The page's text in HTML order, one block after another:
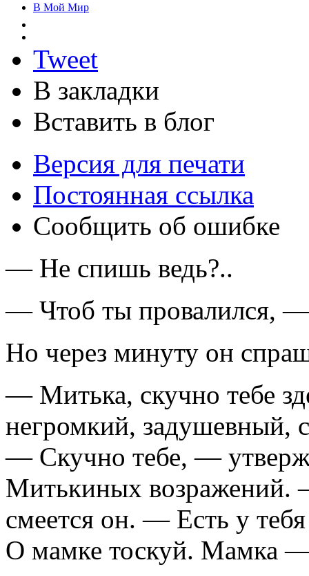
В Мой Мир
Tweet
В закладки
Вставить в блог
Версия для печати
Постоянная ссылка
Сообщить об ошибке
— Не спишь ведь?..
— Чтоб ты провалился, —
Но через минуту он
— Митька, скучно тебе
негромкий, задушевный,
— Скучно тебе, —
Митькиных возражений.
смеется он. — Есть у
О мамке тоскуй. Мамка